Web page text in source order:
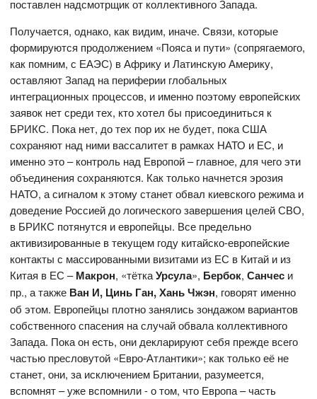
поставлен надсмотрщик от коллективного Запада.
Получается, однако, как видим, иначе. Связи, которые
формируются продолжением «Пояса и пути» (сопрягаемого,
как помним, с ЕАЭС) в Африку и Латинскую Америку,
оставляют Запад на периферии глобальных
интеграционных процессов, и именно поэтому европейских
заявок нет среди тех, кто хотел бы присоединиться к
БРИКС. Пока нет, до тех пор их не будет, пока США
сохраняют над ними вассалитет в рамках НАТО и ЕС, и
именно это – контроль над Европой – главное, для чего эти
объединения сохраняются. Как только начнется эрозия
НАТО, а сигналом к этому станет обвал киевского режима и
доведение Россией до логического завершения целей СВО,
в БРИКС потянутся и европейцы. Все предельно
активизированные в текущем году китайско-европейские
контакты с массированными визитами из ЕС в Китай и из
Китая в ЕС –Макрон, «тёткаУрсула», Бербок,Санчес и
пр., а также Ван И, Цинь Ган, Хань Чжэн, говорят именно
об этом. Европейцы плотно занялись зондажом вариантов
собственного спасения на случай обвала коллективного
Запада. Пока он есть, они декларируют себя прежде всего
частью пресловутой «Евро-Атлантики»; как только её не
станет, они, за исключением Британии, разумеется,
вспомнят – уже вспомнили - о том, что Европа – часть